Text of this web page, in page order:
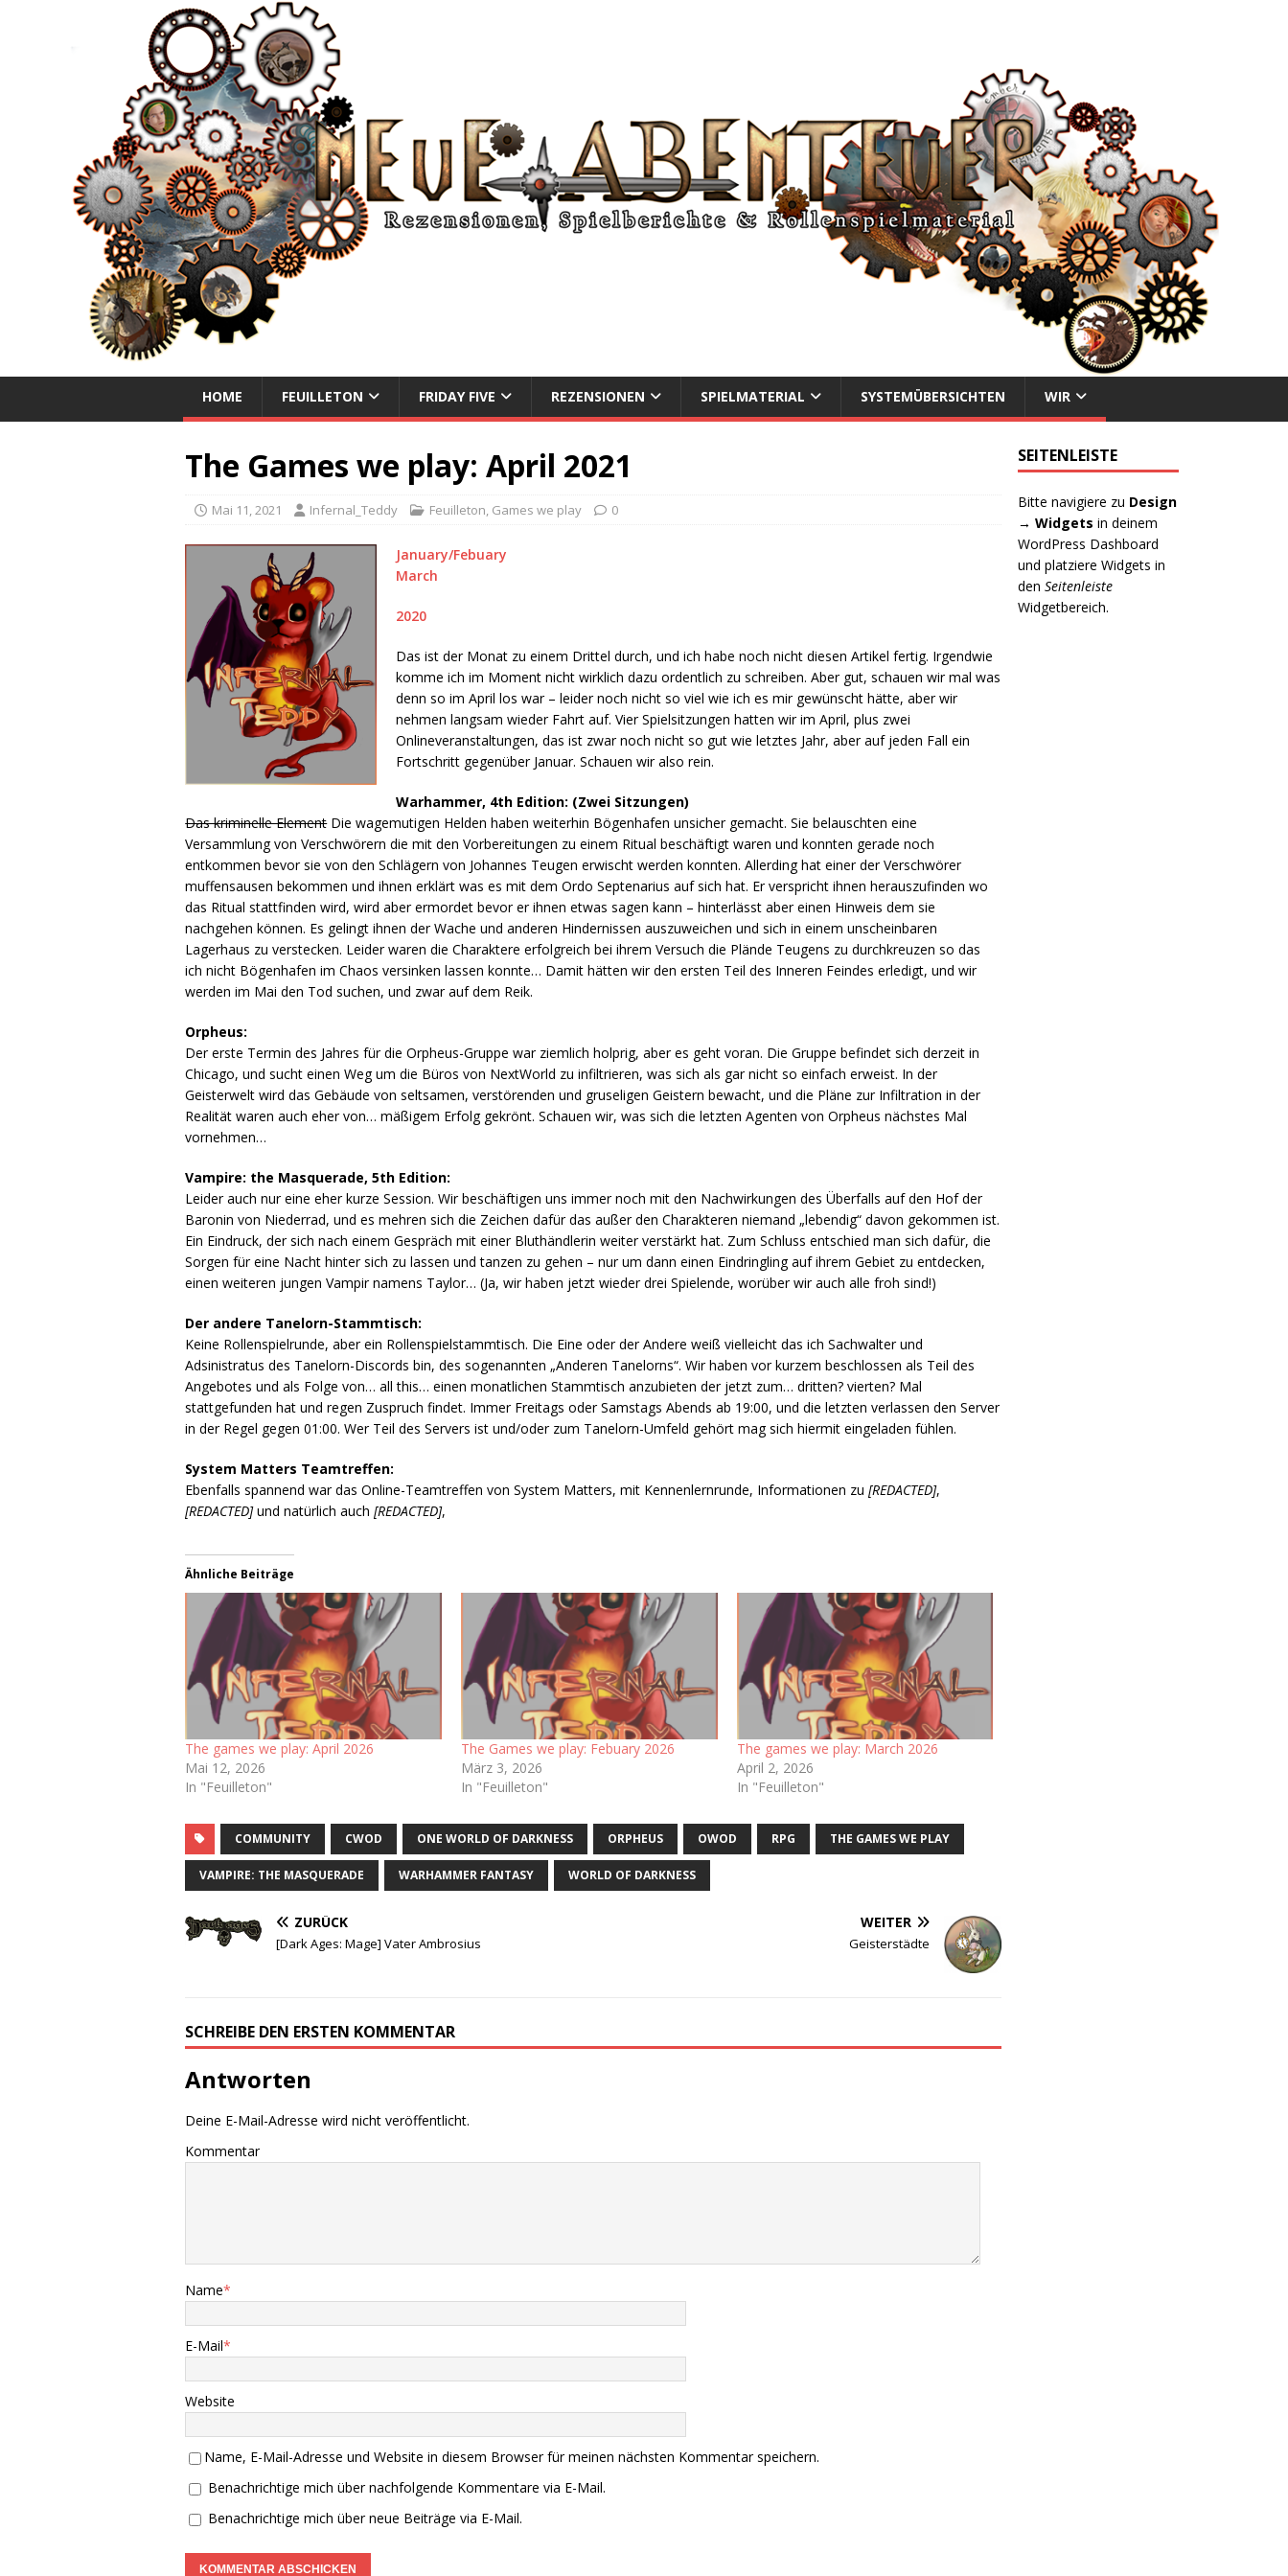
NEUE ABENTEUER
HOME FEUILLETON FRIDAY FIVE REZENSIONEN SPIELMATERIAL SYSTEMÜBERSICHTEN WIR
The Games we play: April 2021
Mai 11, 2021 Infernal_Teddy Feuilleton, Games we play 0
January/Febuary
March
2020
Das ist der Monat zu einem Drittel durch, und ich habe noch nicht diesen Artikel fertig. Irgendwie
komme ich im Moment nicht wirklich dazu ordentlich zu schreiben. Aber gut, schauen wir mal was
denn so im April los war – leider noch nicht so viel wie ich es mir gewünscht hätte, aber wir
nehmen langsam wieder Fahrt auf. Vier Spielsitzungen hatten wir im April, plus zwei
Onlineveranstaltungen, das ist zwar noch nicht so gut wie letztes Jahr, aber auf jeden Fall ein
Fortschritt gegenüber Januar. Schauen wir also rein.
Warhammer, 4th Edition: (Zwei Sitzungen)
Das kriminelle ElementDie wagemutigen Helden haben weiterhin Bögenhafen unsicher gemacht. Sie belauschten eine
Versammlung von Verschwörern die mit den Vorbereitungen zu einem Ritual beschäftigt waren und konnten gerade noch
entkommen bevor sie von den Schlägern von Johannes Teugen erwischt werden konnten. Allerding hat einer der Verschwörer
muffensausen bekommen und ihnen erklärt was es mit dem Ordo Septenarius auf sich hat. Er verspricht ihnen herauszufinden wo
das Ritual stattfinden wird, wird aber ermordet bevor er ihnen etwas sagen kann – hinterlässt aber einen Hinweis dem sie
nachgehen können. Es gelingt ihnen der Wache und anderen Hindernissen auszuweichen und sich in einem unscheinbaren
Lagerhaus zu verstecken. Leider waren die Charaktere erfolgreich bei ihrem Versuch die Plände Teugens zu durchkreuzen so das
ich nicht Bögenhafen im Chaos versinken lassen konnte… Damit hätten wir den ersten Teil des Inneren Feindes erledigt, und wir
werden im Mai den Tod suchen, und zwar auf dem Reik.
Orpheus:
Der erste Termin des Jahres für die Orpheus-Gruppe war ziemlich holprig, aber es geht voran. Die Gruppe befindet sich derzeit in
Chicago, und sucht einen Weg um die Büros von NextWorld zu infiltrieren, was sich als gar nicht so einfach erweist. In der
Geisterwelt wird das Gebäude von seltsamen, verstörenden und gruseligen Geistern bewacht, und die Pläne zur Infiltration in der
Realität waren auch eher von… mäßigem Erfolg gekrönt. Schauen wir, was sich die letzten Agenten von Orpheus nächstes Mal
vornehmen…
Vampire: the Masquerade, 5th Edition:
Leider auch nur eine eher kurze Session. Wir beschäftigen uns immer noch mit den Nachwirkungen des Überfalls auf den Hof der
Baronin von Niederrad, und es mehren sich die Zeichen dafür das außer den Charakteren niemand „lebendig“ davon gekommen ist.
Ein Eindruck, der sich nach einem Gespräch mit einer Bluthändlerin weiter verstärkt hat. Zum Schluss entschied man sich dafür, die
Sorgen für eine Nacht hinter sich zu lassen und tanzen zu gehen – nur um dann einen Eindringling auf ihrem Gebiet zu entdecken,
einen weiteren jungen Vampir namens Taylor… (Ja, wir haben jetzt wieder drei Spielende, worüber wir auch alle froh sind!)
Der andere Tanelorn-Stammtisch:
Keine Rollenspielrunde, aber ein Rollenspielstammtisch. Die Eine oder der Andere weiß vielleicht das ich Sachwalter und
Adsinistratus des Tanelorn-Discords bin, des sogenannten „Anderen Tanelorns“. Wir haben vor kurzem beschlossen als Teil des
Angebotes und als Folge von… all this… einen monatlichen Stammtisch anzubieten der jetzt zum… dritten? vierten? Mal
stattgefunden hat und regen Zuspruch findet. Immer Freitags oder Samstags Abends ab 19:00, und die letzten verlassen den Server
in der Regel gegen 01:00. Wer Teil des Servers ist und/oder zum Tanelorn-Umfeld gehört mag sich hiermit eingeladen fühlen.
System Matters Teamtreffen:
Ebenfalls spannend war das Online-Teamtreffen von System Matters, mit Kennenlernrunde, Informationen zu[REDACTED],
[REDACTED]und natürlich auch[REDACTED],
Ähnliche Beiträge
The games we play: April 2026
Mai 12, 2026
In "Feuilleton"
The Games we play: Febuary 2026
März 3, 2026
In "Feuilleton"
The games we play: March 2026
April 2, 2026
In "Feuilleton"
COMMUNITY CWOD ONE WORLD OF DARKNESS ORPHEUS OWOD RPG THE GAMES WE PLAY
VAMPIRE: THE MASQUERADE WARHAMMER FANTASY WORLD OF DARKNESS
ZURÜCK
[Dark Ages: Mage] Vater Ambrosius
WEITER
Geisterstädte
SCHREIBE DEN ERSTEN KOMMENTAR
Antworten
Deine E-Mail-Adresse wird nicht veröffentlicht.
Kommentar
Name*
E-Mail*
Website
Name, E-Mail-Adresse und Website in diesem Browser für meinen nächsten Kommentar speichern.
Benachrichtige mich über nachfolgende Kommentare via E-Mail.
Benachrichtige mich über neue Beiträge via E-Mail.
SEITENLEISTE
Bitte navigiere zu Design
→ Widgets in deinem
WordPress Dashboard
und platziere Widgets in
denSeitenleiste
Widgetbereich.